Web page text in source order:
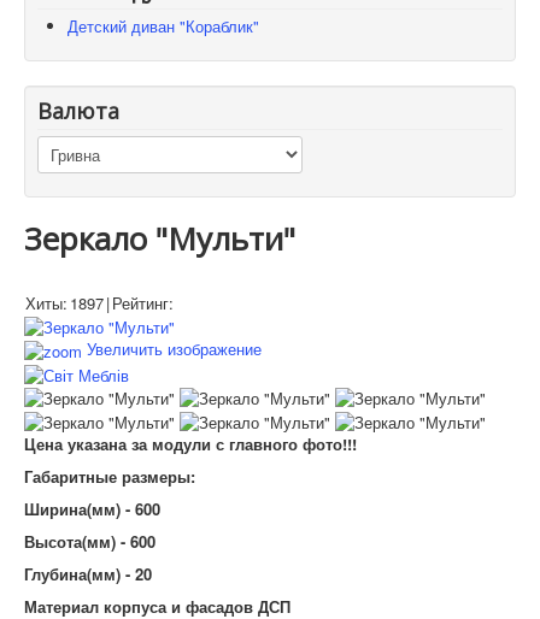
Детский диван "Кораблик"
Валюта
Зеркало "Мульти"
Хиты: 1897|Рейтинг:
Увеличить изображение
Цена указана за модули с главного фото!!!
Габаритные размеры:
Ширина(мм) - 600
Высота(мм) - 600
Глубина(мм) - 20
Материал корпуса и фасадов ДСП